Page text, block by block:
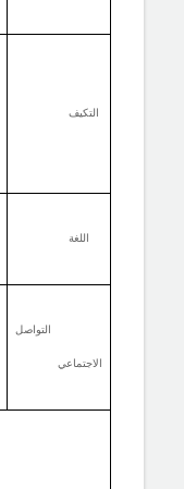
التكيف
اللغة
التواصل
الاجتماعي